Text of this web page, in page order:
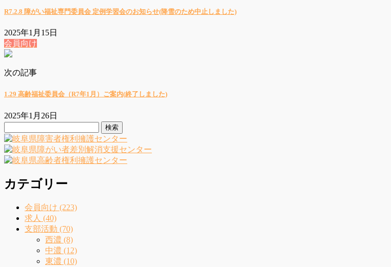
R7.2.8 障がい福祉専門委員会 定例学習会のお知らせ(降雪のため中止しました)
2025年1月15日
会員向け
次の記事
1.29 高齢福祉委員会（R7年1月）ご案内(終了しました)
2025年1月26日
索:
カテゴリー
会員向け (223)
求人 (40)
支部活動 (70)
西濃 (8)
中濃 (12)
東濃 (10)